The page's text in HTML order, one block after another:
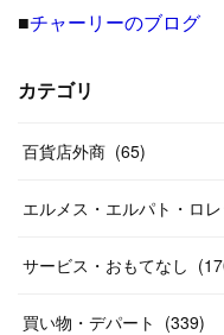
(8 )
(17
(12)
19)
(13
(14)
27)
(29
(24)
(26
31
(26
(20)
(14
(46
40
(55
(38)
(20
(31
58)
(33
(46)
(20
■チャーリーのブログ
カテゴリ
百貨店外商 (65)
エルメス・エルパト・ロ
サービス・おもてなし (
買い物・デパート (339)